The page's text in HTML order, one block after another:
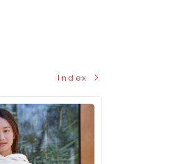
Index